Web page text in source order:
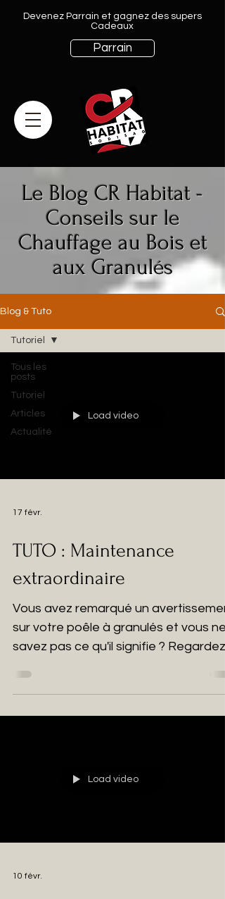
Devenez Parrain et gagnez des supers
Cadeaux
Parrain
Le Blog CR Habitat -
Conseils sur le
Chauffage au Bois et
aux Granulés
Blog & Tuto
Tous les
posts
Tutoriel
Articles
Actualité
Tutoriel
Load video
17 févr.
TUTO : Maintenance
extraordinaire
Vous avez remarqué un
sur votre poêle à granulés et vous ne
savez pas ce qu'il signifie ? Regardez
Load video
10 févr.